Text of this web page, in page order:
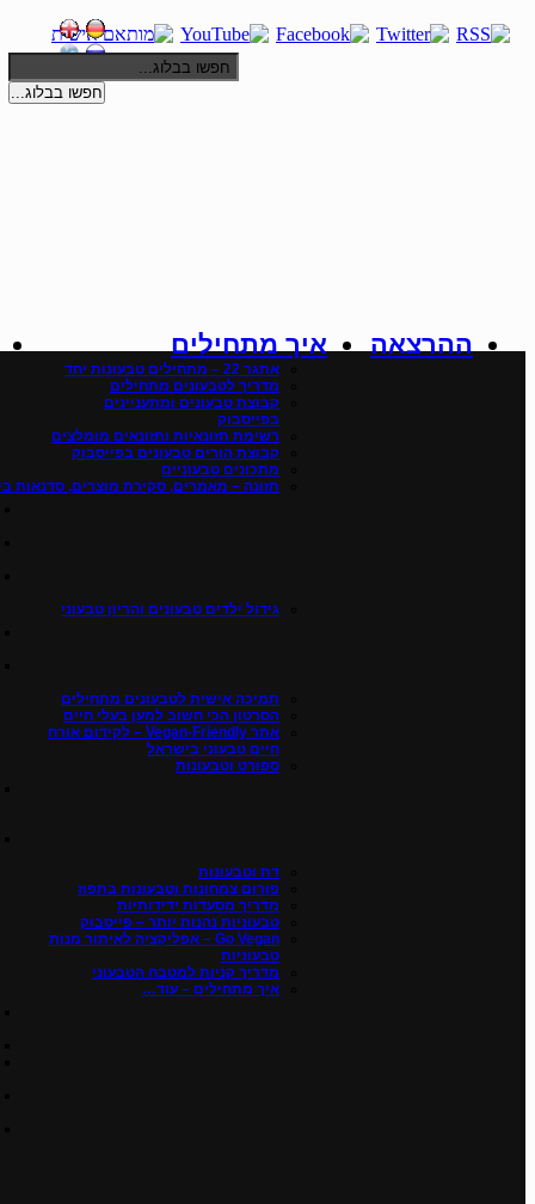
חפשו בבלוג...
ההרצאה איך מתחילים
אתגר 22 – מתחילים טבעונות יחד
מדריך לטבעונים מתחילים
קבוצת טבעונים ומתעניינים
בפייסבוק
רשימת תזונאיות ותזונאים מומלצים
קבוצת הורים טבעונים בפייסבוק
מתכונים טבעוניים
תזונה – מאמרים, סקירת מוצרים, סדנאות
גידול ילדים טבעונים והריון טבעוני
תמיכה אישית לטבעונים מתחילים
הסרטון הכי חשוב למען בעלי חיים
אתר Vegan-Friendly – לקידום אורח
חיים טבעוני בישראל
ספורט וטבעונות
דת וטבעונות
פורום צמחונות וטבעונות בתפוז
מדריך מסעדות ידידותיות
טבעוניות נהנות יותר – פייסבוק
Go Vegan – אפליקציה לאיתור מנות
טבעוניות
מדריך קניות למטבח הטבעוני
איך מתחילים – עוד…